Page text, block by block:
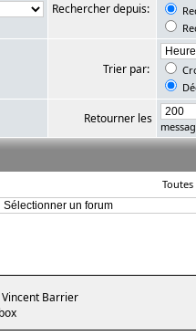
Rechercher depuis:
Trier par:
Retourner les
Vincent Barrier